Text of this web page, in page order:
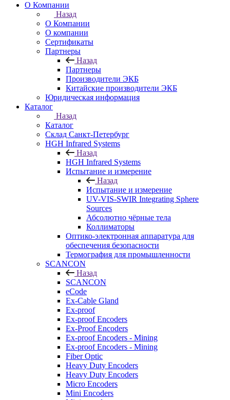
О Компании
Назад
О Компании
О компании
Сертификаты
Партнеры
Назад
Партнеры
Производители ЭКБ
Китайские производители ЭКБ
Юридическая информация
Каталог
Назад
Каталог
Cклад Санкт-Петербург
HGH Infrared Systems
Назад
HGH Infrared Systems
Испытание и измерение
Назад
Испытание и измерение
UV-VIS-SWIR Integrating Sphere
Sources
Абсолютно чёрные тела
Коллиматоры
Оптико-электронная аппаратура для
обеспечения безопасности
Термография для промышленности
SCANCON
Назад
SCANCON
eCode
Ex-Cable Gland
Ex-proof
Ex-proof Encoders
Ex-Proof Encoders
Ex-proof Encoders - Mining
Ex-proof Encoders - Mining
Fiber Optic
Heavy Duty Encoders
Heavy Duty Encoders
Micro Encoders
Mini Encoders